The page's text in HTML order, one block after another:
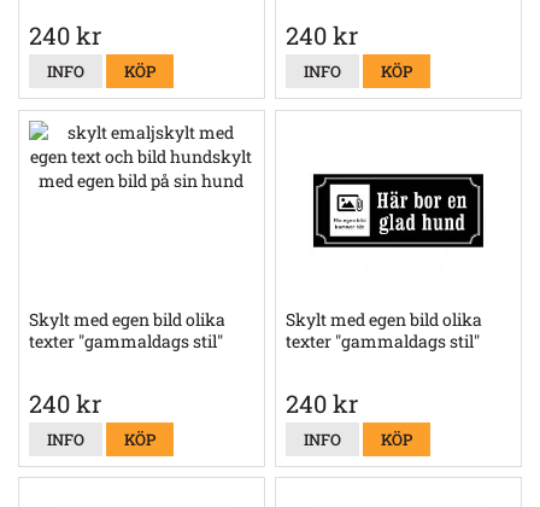
240 kr
INFO KÖP
240 kr
INFO KÖP
Skylt med egen bild olika
texter "gammaldags stil"
240 kr
INFO KÖP
Skylt med egen bild olika
texter "gammaldags stil"
240 kr
INFO KÖP